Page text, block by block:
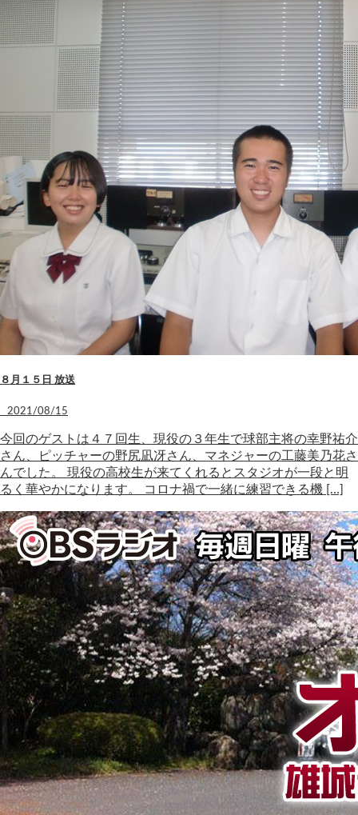
８月１５日 放送
2021/08/15
今回のゲストは４７回生、現役の３年生で球部主将の幸野祐介
さん、ピッチャーの野尻凪冴さん、マネジャーの工藤美乃花さ
んでした。 現役の高校生が来てくれるとスタジオが一段と明
るく華やかになります。 コロナ禍で一緒に練習できる機 […]